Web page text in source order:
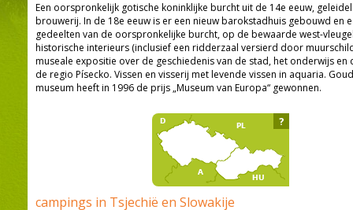
Een oorspronkelijk gotische koninklijke burcht uit de 14e eeuw,
brouwerij. In de 18e eeuw is er een nieuw barokstadhuis gebouwd en
gedeelten van de oorspronkelijke burcht, op de bewaarde west-
historische interieurs (inclusief een ridderzaal versierd door
museale expositie over de geschiedenis van de stad, het onderwijs en
de regio Písecko. Vissen en visserij met levende vissen in aquaria.
museum heeft in 1996 de prijs „Museum van Europa“ gewonnen.
campings in Tsjechië en Slowakije
?